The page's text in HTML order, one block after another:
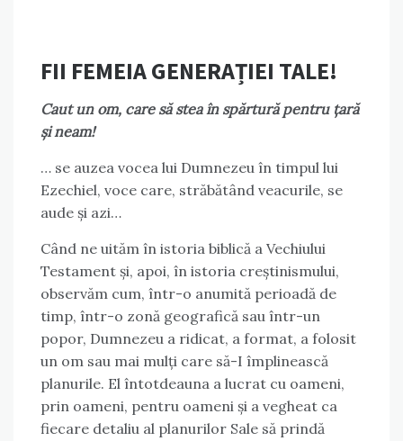
FII FEMEIA GENERAȚIEI TALE!
Caut un om, care să stea în spărtură pentru țară
și neam!
… se auzea vocea lui Dumnezeu în timpul lui
Ezechiel, voce care, străbătând veacurile, se
aude și azi…
Când ne uităm în istoria biblică a Vechiului
Testament și, apoi, în istoria creștinismului,
observăm cum, într-o anumită perioadă de
timp, într-o zonă geografică sau într-un
popor, Dumnezeu a ridicat, a format, a folosit
un om sau mai mulți care să-I împlinească
planurile. El întotdeauna a lucrat cu oameni,
prin oameni, pentru oameni și a vegheat ca
fiecare detaliu al planurilor Sale să prindă